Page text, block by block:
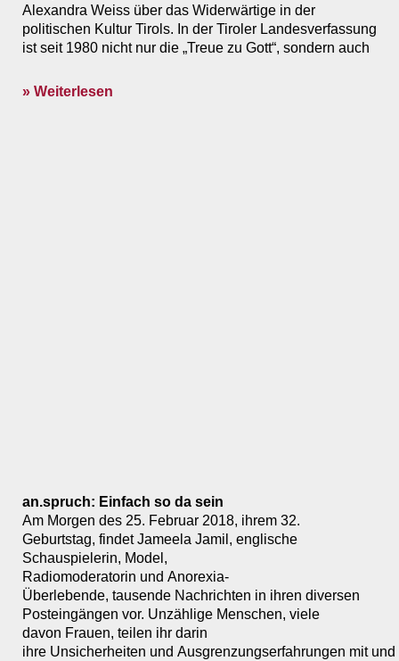
Alexandra Weiss über das Widerwärtige in der
politischen Kultur Tirols. In der Tiroler Landesverfassung
ist seit 1980 nicht nur die „Treue zu Gott“, sondern auch
» Weiterlesen
an.spruch: Einfach so da sein
Am Morgen des 25. Februar 2018, ihrem 32.
Geburtstag, findet Jameela Jamil, englische
Schauspielerin, Model,
Radiomoderatorin und Anorexia-
Überlebende, tausende Nachrichten in ihren diversen
Posteingängen vor. Unzählige Menschen, viele
davon Frauen, teilen ihr darin
ihre Unsicherheiten und Ausgrenzungserfahrungen mit